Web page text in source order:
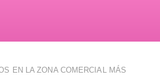
EN LA ZONA COMERCIAL MÁS